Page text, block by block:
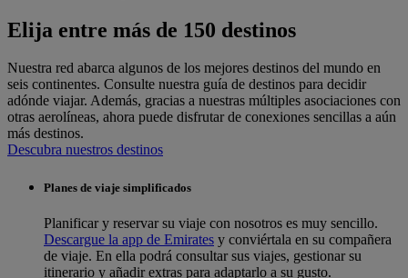
Elija entre más de 150 destinos
Nuestra red abarca algunos de los mejores destinos del mundo en
seis continentes. Consulte nuestra guía de destinos para decidir
adónde viajar. Además, gracias a nuestras múltiples asociaciones con
otras aerolíneas, ahora puede disfrutar de conexiones sencillas a aún
más destinos.
Descubra nuestros destinos
Planes de viaje simplificados
Planificar y reservar su viaje con nosotros es muy sencillo.
Descargue la app de Emirates y conviértala en su compañera
de viaje. En ella podrá consultar sus viajes, gestionar su
itinerario y añadir extras para adaptarlo a su gusto.